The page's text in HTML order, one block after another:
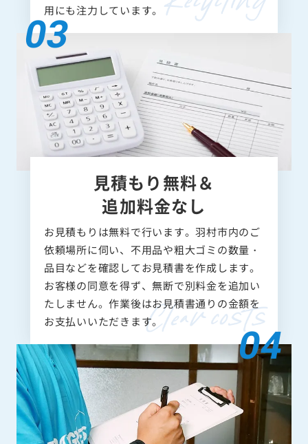
用にも注力しています。
見積もり無料＆
追加料金なし
お見積もりは無料で行います。羽村市内のご
依頼場所に伺い、不用品や粗大ゴミの数量・
品目などを確認してお見積書を作成します。
お客様の同意を得ず、無断で別料金を追加い
たしません。作業後はお見積書通りの金額を
お支払いいただきます。